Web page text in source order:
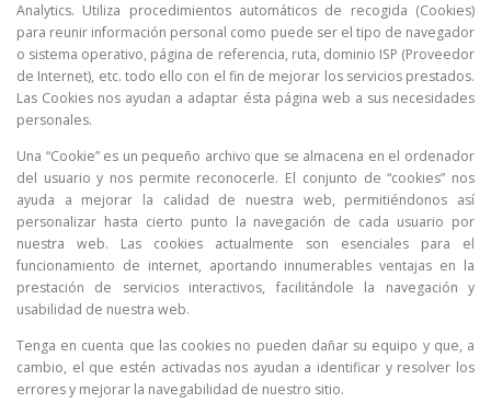
Analytics. Utiliza procedimientos automáticos de recogida (Cookies)
para reunir información personal como puede ser el tipo de navegador
o sistema operativo, página de referencia, ruta, dominio ISP (Proveedor
de Internet), etc. todo ello con el fin de mejorar los servicios prestados.
Las Cookies nos ayudan a adaptar ésta página web a sus necesidades
personales.
Una “Cookie” es un pequeño archivo que se almacena en el ordenador
del usuario y nos permite reconocerle. El conjunto de “cookies” nos
ayuda a mejorar la calidad de nuestra web, permitiéndonos así
personalizar hasta cierto punto la navegación de cada usuario por
nuestra web. Las cookies actualmente son esenciales para el
funcionamiento de internet, aportando innumerables ventajas en la
prestación de servicios interactivos, facilitándole la navegación y
usabilidad de nuestra web.
Tenga en cuenta que las cookies no pueden dañar su equipo y que, a
cambio, el que estén activadas nos ayudan a identificar y resolver los
errores y mejorar la navegabilidad de nuestro sitio.